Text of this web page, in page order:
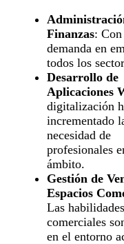
Finanzas:
demanda en
todos los
Desarrollo de
Aplicaciones
digitalización
incrementado
necesidad de
profesionales
ámbito.
Gestión de
Espacios
Las habilidades
comerciales
en el entorno